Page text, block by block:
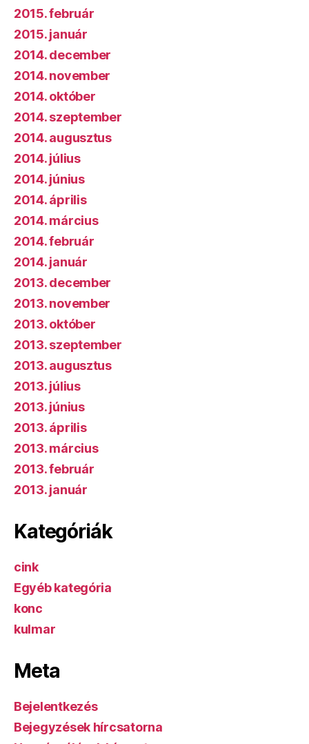
2015. február
2015. január
2014. december
2014. november
2014. október
2014. szeptember
2014. augusztus
2014. július
2014. június
2014. április
2014. március
2014. február
2014. január
2013. december
2013. november
2013. október
2013. szeptember
2013. augusztus
2013. július
2013. június
2013. április
2013. március
2013. február
2013. január
Kategóriák
cink
Egyéb kategória
konc
kulmar
Meta
Bejelentkezés
Bejegyzések hírcsatorna